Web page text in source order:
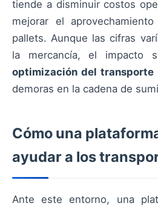
tiende a disminuir costos
mejorar el
pallets. Aunque las cifras
la mercancía, el impacto
optimización del transporte
demoras en la cadena de
Cómo una
ayudar a los
Ante este entorno, una